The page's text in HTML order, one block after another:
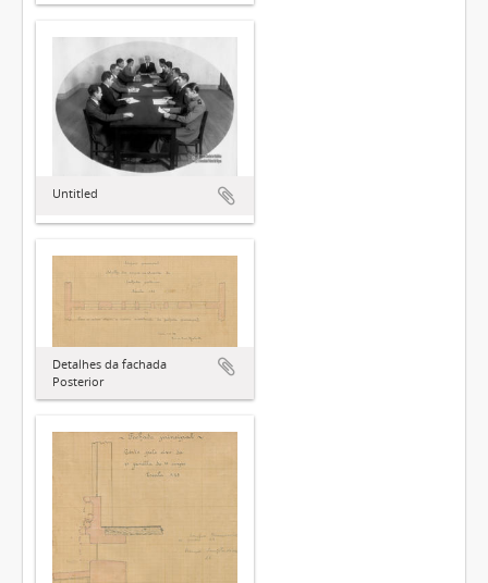
Untitled
Detalhes da fachada
Posterior